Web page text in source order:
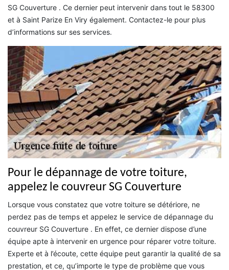
SG Couverture . Ce dernier peut intervenir dans tout le 58300
et à Saint Parize En Viry également. Contactez-le pour plus
d’informations sur ses services.
Pour le dépannage de votre toiture,
appelez le couvreur SG Couverture
Lorsque vous constatez que votre toiture se détériore, ne
perdez pas de temps et appelez le service de dépannage du
couvreur SG Couverture . En effet, ce dernier dispose d’une
équipe apte à intervenir en urgence pour réparer votre toiture.
Experte et à l’écoute, cette équipe peut garantir la qualité de sa
prestation, et ce, qu’importe le type de problème que vous